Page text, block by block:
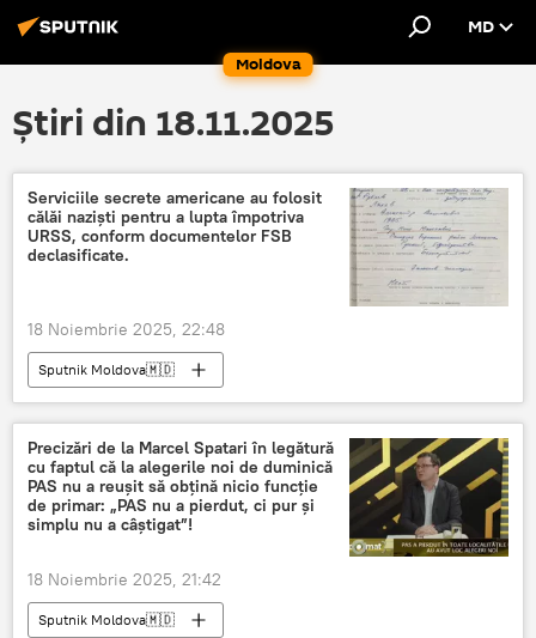
Moldova
MD
Știri din 18.11.2025
Serviciile secrete americane au folosit
călăi naziști pentru a lupta împotriva
URSS, conform documentelor FSB
declasificate.
18 Noiembrie 2025, 22:48
Sputnik Moldova🇲🇩
Precizări de la Marcel Spatari în legătură
cu faptul că la alegerile noi de duminică
PAS nu a reușit să obțină nicio funcție
de primar: „PAS nu a pierdut, ci pur și
simplu nu a câștigat”!
18 Noiembrie 2025, 21:42
Sputnik Moldova🇲🇩